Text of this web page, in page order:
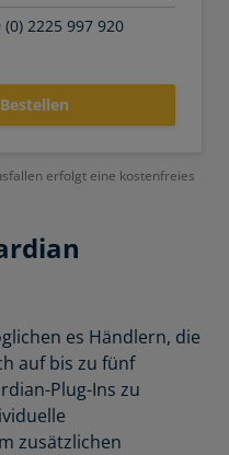
es Händlern, die
auf bis zu fünf
Plug-Ins zu
zusätzlichen
2225 997 920
Bestellen
erfolgt eine kostenfreies